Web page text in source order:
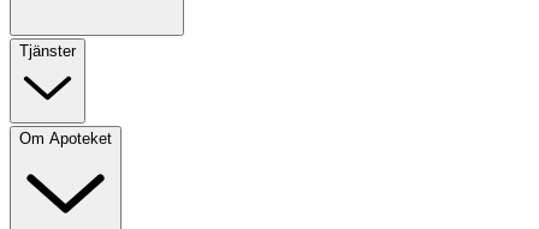
Tjänster
Om Apoteket